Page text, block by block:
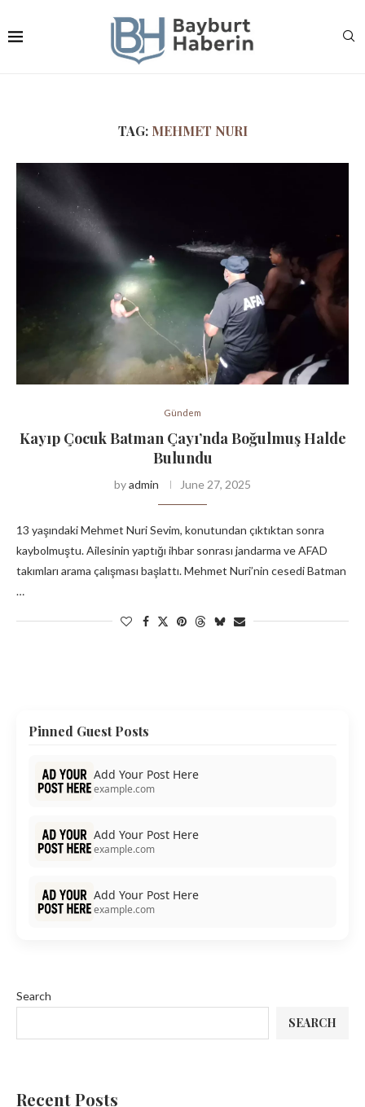
TAG: MEHMET NURI
Gündem
Kayıp Çocuk Batman Çayı’nda Boğulmuş Halde
Bulundu
byadmin June 27, 2025
13 yaşındaki Mehmet Nuri Sevim, konutundan çıktıktan sonra
kaybolmuştu. Ailesinin yaptığı ihbar sonrası jandarma ve AFAD
takımları arama çalışması başlattı. Mehmet Nuri’nin cesedi Batman
…
Pinned Guest Posts
Add Your Post Here
example.com
Add Your Post Here
example.com
Add Your Post Here
example.com
Search
SEARCH
Recent Posts